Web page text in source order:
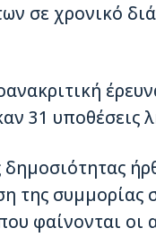
σε χρονικό
31 υποθέσεις
της συμμορίας
φαίνονται οι